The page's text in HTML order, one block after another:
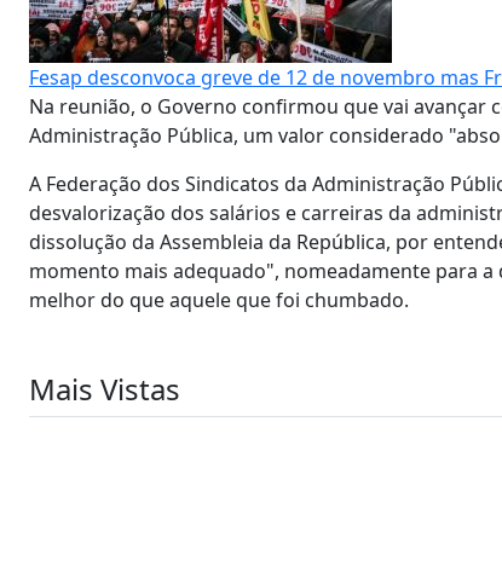
Fesap desconvoca greve de 12 de novembro mas
Na reunião, o Governo confirmou que vai avançar
Administração Pública, um valor considerado
A Federação dos Sindicatos da Administração
desvalorização dos salários e carreiras da
dissolução da Assembleia da República, por
momento mais adequado", nomeadamente para
melhor do que aquele que foi chumbado.
Mais Vistas